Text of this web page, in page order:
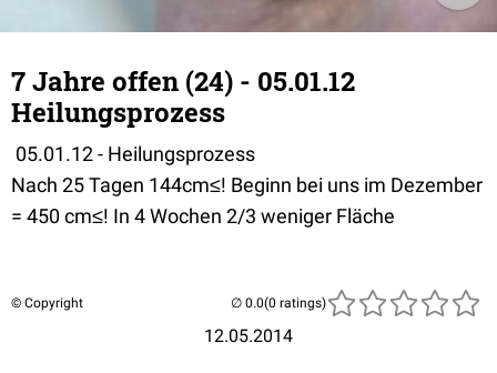
7 Jahre offen (24) - 05.01.12
Heilungsprozess
05.01.12 - Heilungsprozess
Nach 25 Tagen 144cm≤! Beginn bei uns im Dezember
= 450 cm≤! In 4 Wochen 2/3 weniger Fläche
© Copyright
12.05.2014
(0 ratings)